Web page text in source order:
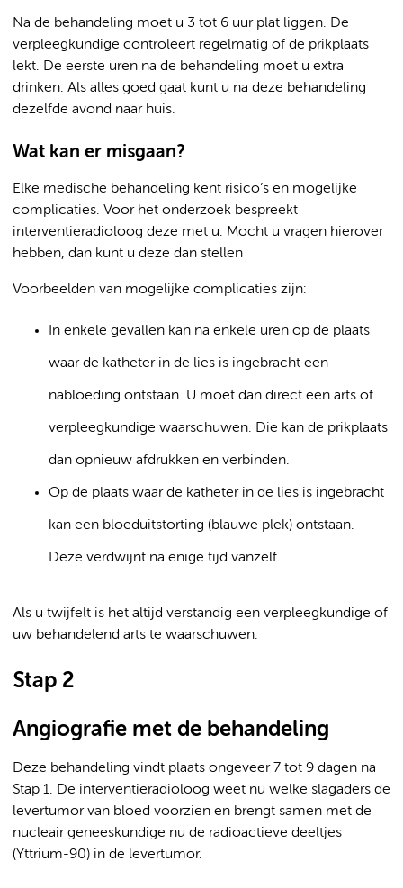
Na de behandeling moet u 3 tot 6 uur plat liggen. De
verpleegkundige controleert regelmatig of de prikplaats
lekt. De eerste uren na de behandeling moet u extra
drinken. Als alles goed gaat kunt u na deze behandeling
dezelfde avond naar huis.
Wat kan er misgaan?
Elke medische behandeling kent risico’s en mogelijke
complicaties. Voor het onderzoek bespreekt
interventieradioloog deze met u. Mocht u vragen hierover
hebben, dan kunt u deze dan stellen
Voorbeelden van mogelijke complicaties zijn:
In enkele gevallen kan na enkele uren op de plaats
waar de katheter in de lies is ingebracht een
nabloeding ontstaan. U moet dan direct een arts of
verpleegkundige waarschuwen. Die kan de prikplaats
dan opnieuw afdrukken en verbinden.
Op de plaats waar de katheter in de lies is ingebracht
kan een bloeduitstorting (blauwe plek) ontstaan.
Deze verdwijnt na enige tijd vanzelf.
Als u twijfelt is het altijd verstandig een verpleegkundige of
uw behandelend arts te waarschuwen.
Stap 2
Angiografie met de behandeling
Deze behandeling vindt plaats ongeveer 7 tot 9 dagen na
Stap 1. De interventieradioloog weet nu welke slagaders de
levertumor van bloed voorzien en brengt samen met de
nucleair geneeskundige nu de radioactieve deeltjes
(Yttrium-90) in de levertumor.